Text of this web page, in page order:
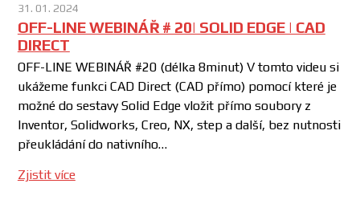
31. 01. 2024
OFF-LINE WEBINÁŘ # 20| SOLID EDGE | CAD
DIRECT
OFF-LINE WEBINÁŘ #20 (délka 8minut) V tomto videu si
ukážeme funkci CAD Direct (CAD přímo) pomocí které je
možné do sestavy Solid Edge vložit přímo soubory z
Inventor, Solidworks, Creo, NX, step a další, bez nutnosti
přeukládání do nativního…
Zjistit více